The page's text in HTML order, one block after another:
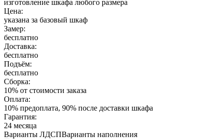
изготовление шкафа любого размера
Цена:
указана за базовый шкаф
Замер:
бесплатно
Доставка:
бесплатно
Подъём:
бесплатно
Сборка:
10% от стоимости заказа
Оплата:
10% предоплата, 90% после доставки шкафа
Гарантия:
24 месяца
Варианты ЛДСПВарианты наполнения